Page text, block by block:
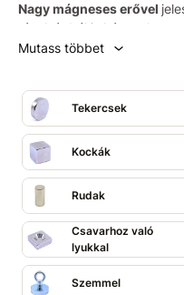
Nagy mágneses erővel
távolságból is képesek
univerzálisan használhatók
segítőtársak.
Mutass többet
Tekercsek
Kockák
Rudak
Csavarhoz való
lyukkal
Szemmel